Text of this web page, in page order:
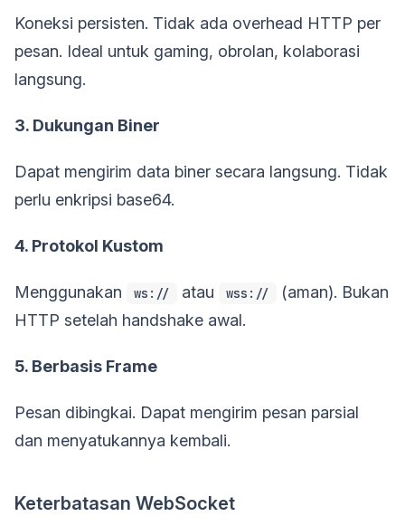
Koneksi persisten. Tidak ada overhead HTTP per
pesan. Ideal untuk gaming, obrolan, kolaborasi
langsung.
3. Dukungan Biner
Dapat mengirim data biner secara langsung. Tidak
perlu enkripsi base64.
4. Protokol Kustom
Menggunakan ws:// atau wss://
(aman). Bukan
HTTP setelah handshake awal.
5. Berbasis Frame
Pesan dibingkai. Dapat mengirim pesan parsial
dan menyatukannya kembali.
Keterbatasan WebSocket